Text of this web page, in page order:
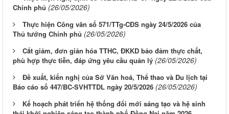
Chính phủ (26/05/2026)
Thực hiện Công văn số 571/TTg-CĐS ngày 24/5/2026 của
Thủ tướng Chính phủ (26/05/2026)
Cắt giảm, đơn giản hóa TTHC, ĐKKD bảo đảm thực chất,
phù hợp thực tiễn, đáp ứng yêu cầu quản lý (26/05/2026)
Đề xuất, kiến nghị của Sở Văn hoá, Thể thao và Du lịch tại
Báo cáo số 447/BC-SVHTTDL ngày 20/5/2026 (26/05/2026)
Kế hoạch phát triển hệ thống đổi mới sáng tạo và hệ sinh